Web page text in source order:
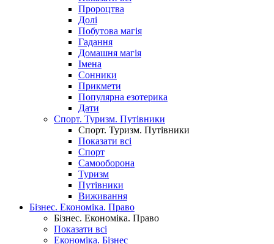
Пророцтва
Долі
Побутова магія
Гадання
Домашня магія
Імена
Сонники
Прикмети
Популярна езотерика
Дати
Спорт. Туризм. Путівники
Спорт. Туризм. Путівники
Показати всі
Спорт
Самооборона
Туризм
Путівники
Виживання
Бізнес. Економіка. Право
Бізнес. Економіка. Право
Показати всі
Економіка. Бізнес